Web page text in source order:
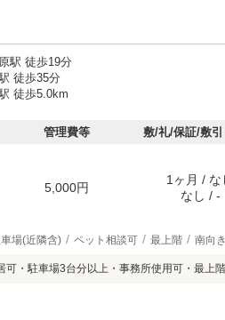
駅 徒歩19分
徒歩35分
徒歩5.0km
管理費等 敷/礼/保証/敷
5,000円
1ヶ月 / な
なし / -
場(近隣含) ペット相談可 最上階 南向き
可・駐車場3台分以上・事務所使用可・最上